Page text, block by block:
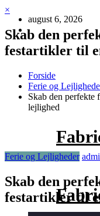
Videre
indhold
august 6, 2026
×
Skab den
festartikler til
Forside
Ferie og
Skab den perfekte
lejlighed
Ferie og Lejligheder
Skab den
festartikler til